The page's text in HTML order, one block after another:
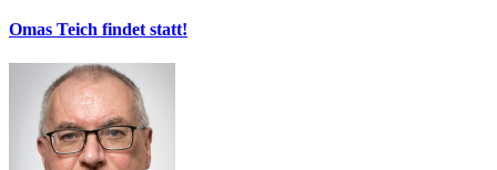
Omas Teich findet statt!